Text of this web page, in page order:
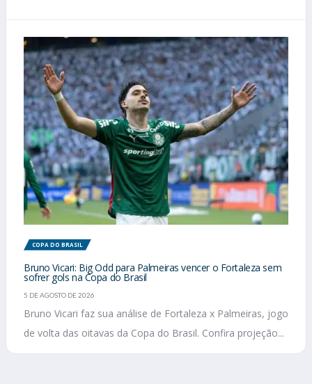
COPA DO BRASIL
Bruno Vicari: Big Odd para Palmeiras vencer o Fortaleza sem
sofrer gols na Copa do Brasil
5 DE AGOSTO DE 2026
Bruno Vicari faz sua análise de Fortaleza x Palmeiras, jogo
de volta das oitavas da Copa do Brasil. Confira projeção...